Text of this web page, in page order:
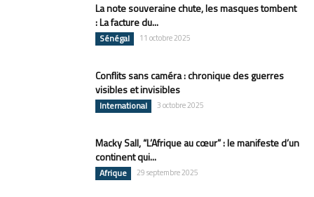
La note souveraine chute, les masques tombent
: La facture du...
Sénégal 11 octobre 2025
Conflits sans caméra : chronique des guerres
visibles et invisibles
International 3 octobre 2025
Macky Sall, “L’Afrique au cœur” : le manifeste d’un
continent qui...
Afrique 29 septembre 2025